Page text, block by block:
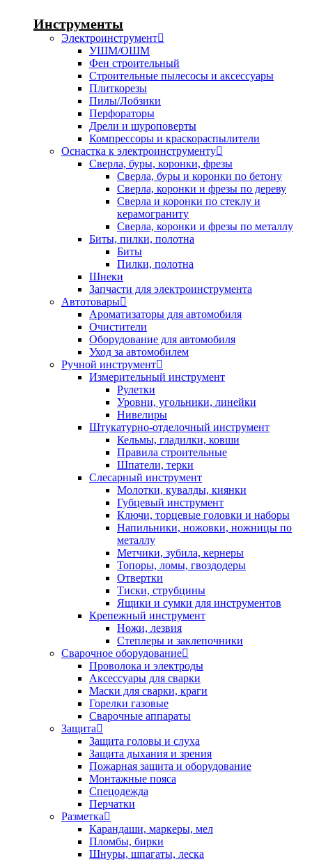
Инструменты
Электроинструмент
УШМ/ОШМ
Фен строительный
Строительные пылесосы и аксессуары
Плиткорезы
Пилы/Лобзики
Перфораторы
Дрели и шуроповерты
Компрессоры и краскораспылители
Оснастка к электроинструменту
Сверла, буры, коронки, фрезы
Сверла, буры и коронки по бетону
Сверла, коронки и фрезы по дереву
Сверла и коронки по стеклу и
керамограниту
Сверла, коронки и фрезы по металлу
Биты, пилки, полотна
Биты
Пилки, полотна
Шнеки
Запчасти для электроинструмента
Автотовары
Ароматизаторы для автомобиля
Очистители
Оборудование для автомобиля
Уход за автомобилем
Ручной инструмент
Измерительный инструмент
Рулетки
Уровни, угольники, линейки
Нивелиры
Штукатурно-отделочный инструмент
Кельмы, гладилки, ковши
Правила строительные
Шпатели, терки
Слесарный инструмент
Молотки, кувалды, киянки
Губцевый инструмент
Ключи, торцевые головки и наборы
Напильники, ножовки, ножницы по
металлу
Метчики, зубила, кернеры
Топоры, ломы, гвоздодеры
Отвертки
Тиски, струбцины
Ящики и сумки для инструментов
Крепежный инструмент
Ножи, лезвия
Степлеры и заклепочники
Сварочное оборудование
Проволока и электроды
Аксессуары для сварки
Маски для сварки, краги
Горелки газовые
Сварочные аппараты
Защита
Защита головы и слуха
Защита дыхания и зрения
Пожарная защита и оборудование
Монтажные пояса
Спецодежда
Перчатки
Разметка
Карандаши, маркеры, мел
Пломбы, бирки
Шнуры, шпагаты, леска